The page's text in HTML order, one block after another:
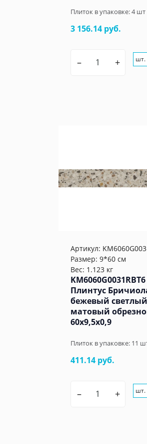
Плиток в упаковке:4шт
3 156.14 руб.
– + шт.
Артикул:
Размер: 9*60 см
Вес: 1.123 кг
KM6060G0031RBT6
Плинтус
бежевый светлый
матовый
60x9,5x0,9
Плиток в упаковке: 11
411.14 руб.
– + шт.